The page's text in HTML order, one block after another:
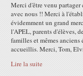
Merci d'être venu partager
avec nous !! Merci à
évidemment un grand
l'APEL, parents d'élèves,
familles et mêmes anciens
accueillis. Merci, Tom,
Lire la suite